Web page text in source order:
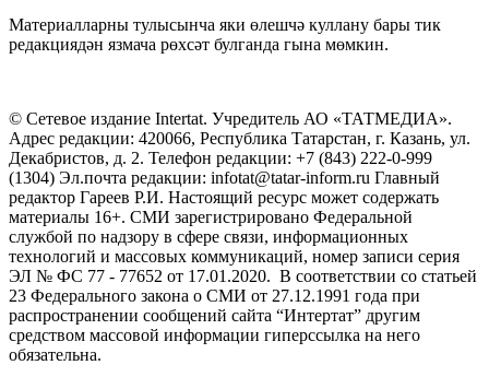
Материалларны тулысынча яки өлешчә куллану бары тик
редакциядән язмача рөхсәт булганда гына мөмкин.
© Сетевое издание Intertat. Учредитель АО «ТАТМЕДИА».
Адрес редакции: 420066, Республика Татарстан, г. Казань, ул.
Декабристов, д. 2. Телефон редакции: +7 (843) 222-0-999
(1304) Эл.почта редакции: infotat@tatar-inform.ru Главный
редактор Гареев Р.И. Настоящий ресурс может содержать
материалы 16+. СМИ зарегистрировано Федеральной
службой по надзору в сфере связи, информационных
технологий и массовых коммуникаций, номер записи серия
ЭЛ № ФС 77 - 77652 от 17.01.2020. В соответствии со статьей
23 Федерального закона о СМИ от 27.12.1991 года при
распространении сообщений сайта “Интертат” другим
средством массовой информации гиперссылка на него
обязательна.